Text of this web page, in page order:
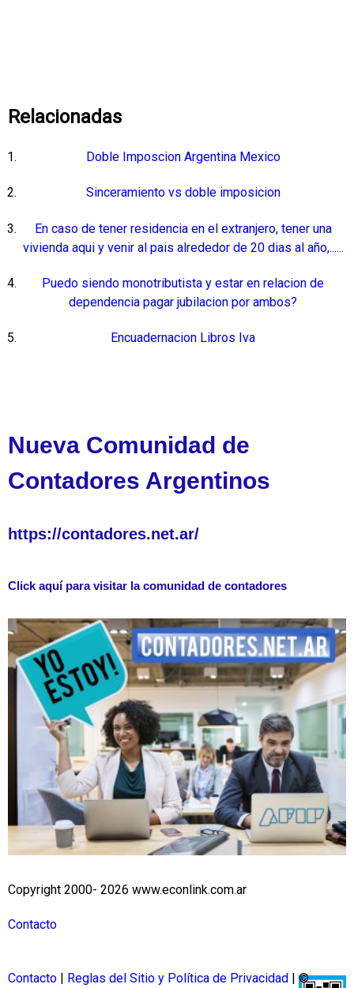
Relacionadas
Doble Imposcion Argentina Mexico
Sinceramiento vs doble imposicion
En caso de tener residencia en el extranjero, tener una
vivienda aqui y venir al pais alrededor de 20 dias al año,......
Puedo siendo monotributista y estar en relacion de
dependencia pagar jubilacion por ambos?
Encuadernacion Libros Iva
Nueva Comunidad de
Contadores Argentinos
https://contadores.net.ar/
Click aquí para visitar la comunidad de contadores
Copyright 2000- 2026 www.econlink.com.ar
Contacto
Contacto | Reglas del Sitio y Política de Privacidad | ©